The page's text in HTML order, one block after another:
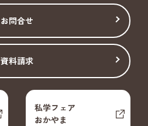
お問合せ
資料請求
私学フェア
おかやま